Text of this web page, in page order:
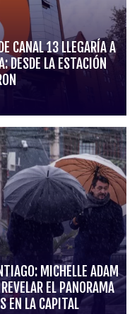
CANAL 13 LLEGARÍA A
DESDE LA ESTACIÓN
MICHELLE ADAM
EL PANORAMA
EN LA CAPITAL